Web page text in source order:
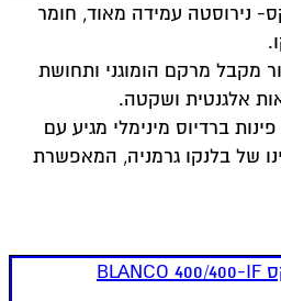
נירוסטה עמידה מאוד, חומר
מקבל מרקם הומוגני ותחושת
אלגנטית ושקטה.
ברדיוס מינימלי מגיע עם
של בלנקו גרמניה, המאפשרת